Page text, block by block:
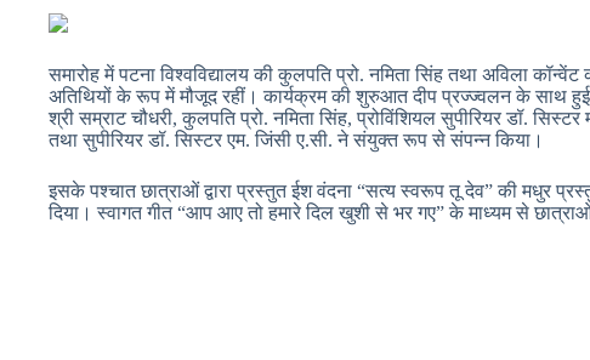
समारोह में पटना विश्वविद्यालय की कुलपति प्रो. नमिता सिंह तथा अविला
अतिथियों के रूप में मौजूद रहीं। कार्यक्रम की शुरुआत दीप प्रज्ज्वलन के साथ
श्री सम्राट चौधरी, कुलपति प्रो. नमिता सिंह, प्रोविंशियल सुपीरियर डॉ. सिस्टर
तथा सुपीरियर डॉ. सिस्टर एम. जिंसी ए.सी. ने संयुक्त रूप से संपन्न किया।
इसके पश्चात छात्राओं द्वारा प्रस्तुत ईश वंदना “सत्य स्वरूप तू देव” की मधुर
दिया। स्वागत गीत “आप आए तो हमारे दिल खुशी से भर गए” के माध्यम से